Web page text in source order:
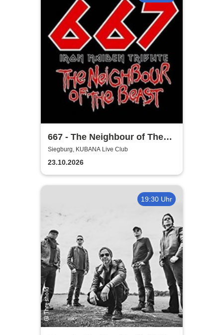
667 - The Neighbour of The
Beast
Siegburg, KUBANA Live Club
23.10.2026
19:30 Uhr